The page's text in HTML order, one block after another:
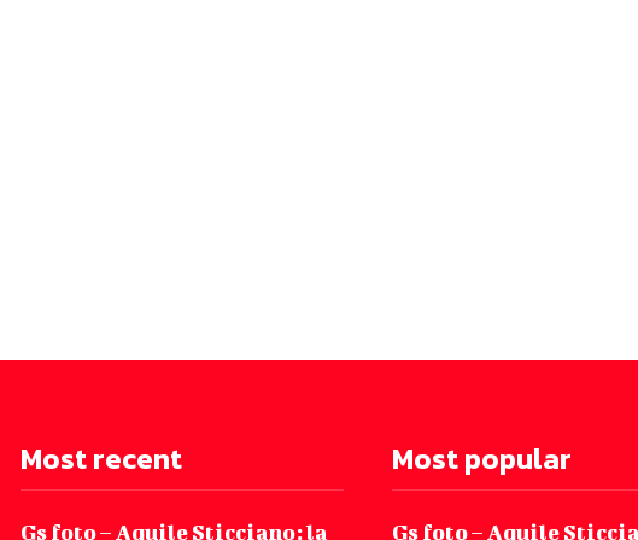
Most recent
Gs foto – Aquile Sticciano: la
Most popular
Gs foto – Aquile